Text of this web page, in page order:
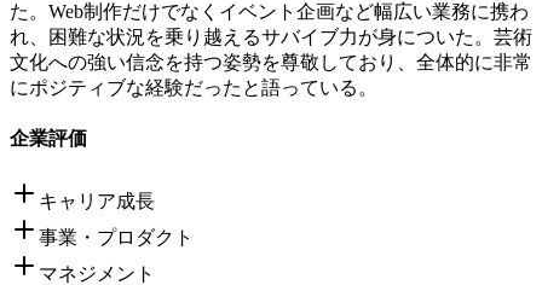
た。Web制作だけでなくイベント企画など幅広い業務に携わ
れ、困難な状況を乗り越えるサバイブ力が身についた。芸術
文化への強い信念を持つ姿勢を尊敬しており、全体的に非常
にポジティブな経験だったと語っている。
企業評価
キャリア成長
事業・プロダクト
マネジメント